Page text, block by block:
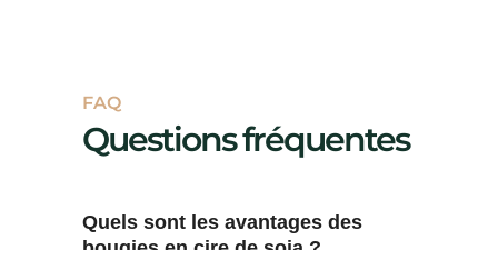
FAQ
Questions fréquentes
Quels sont les avantages des
bougies en cire de soja ?